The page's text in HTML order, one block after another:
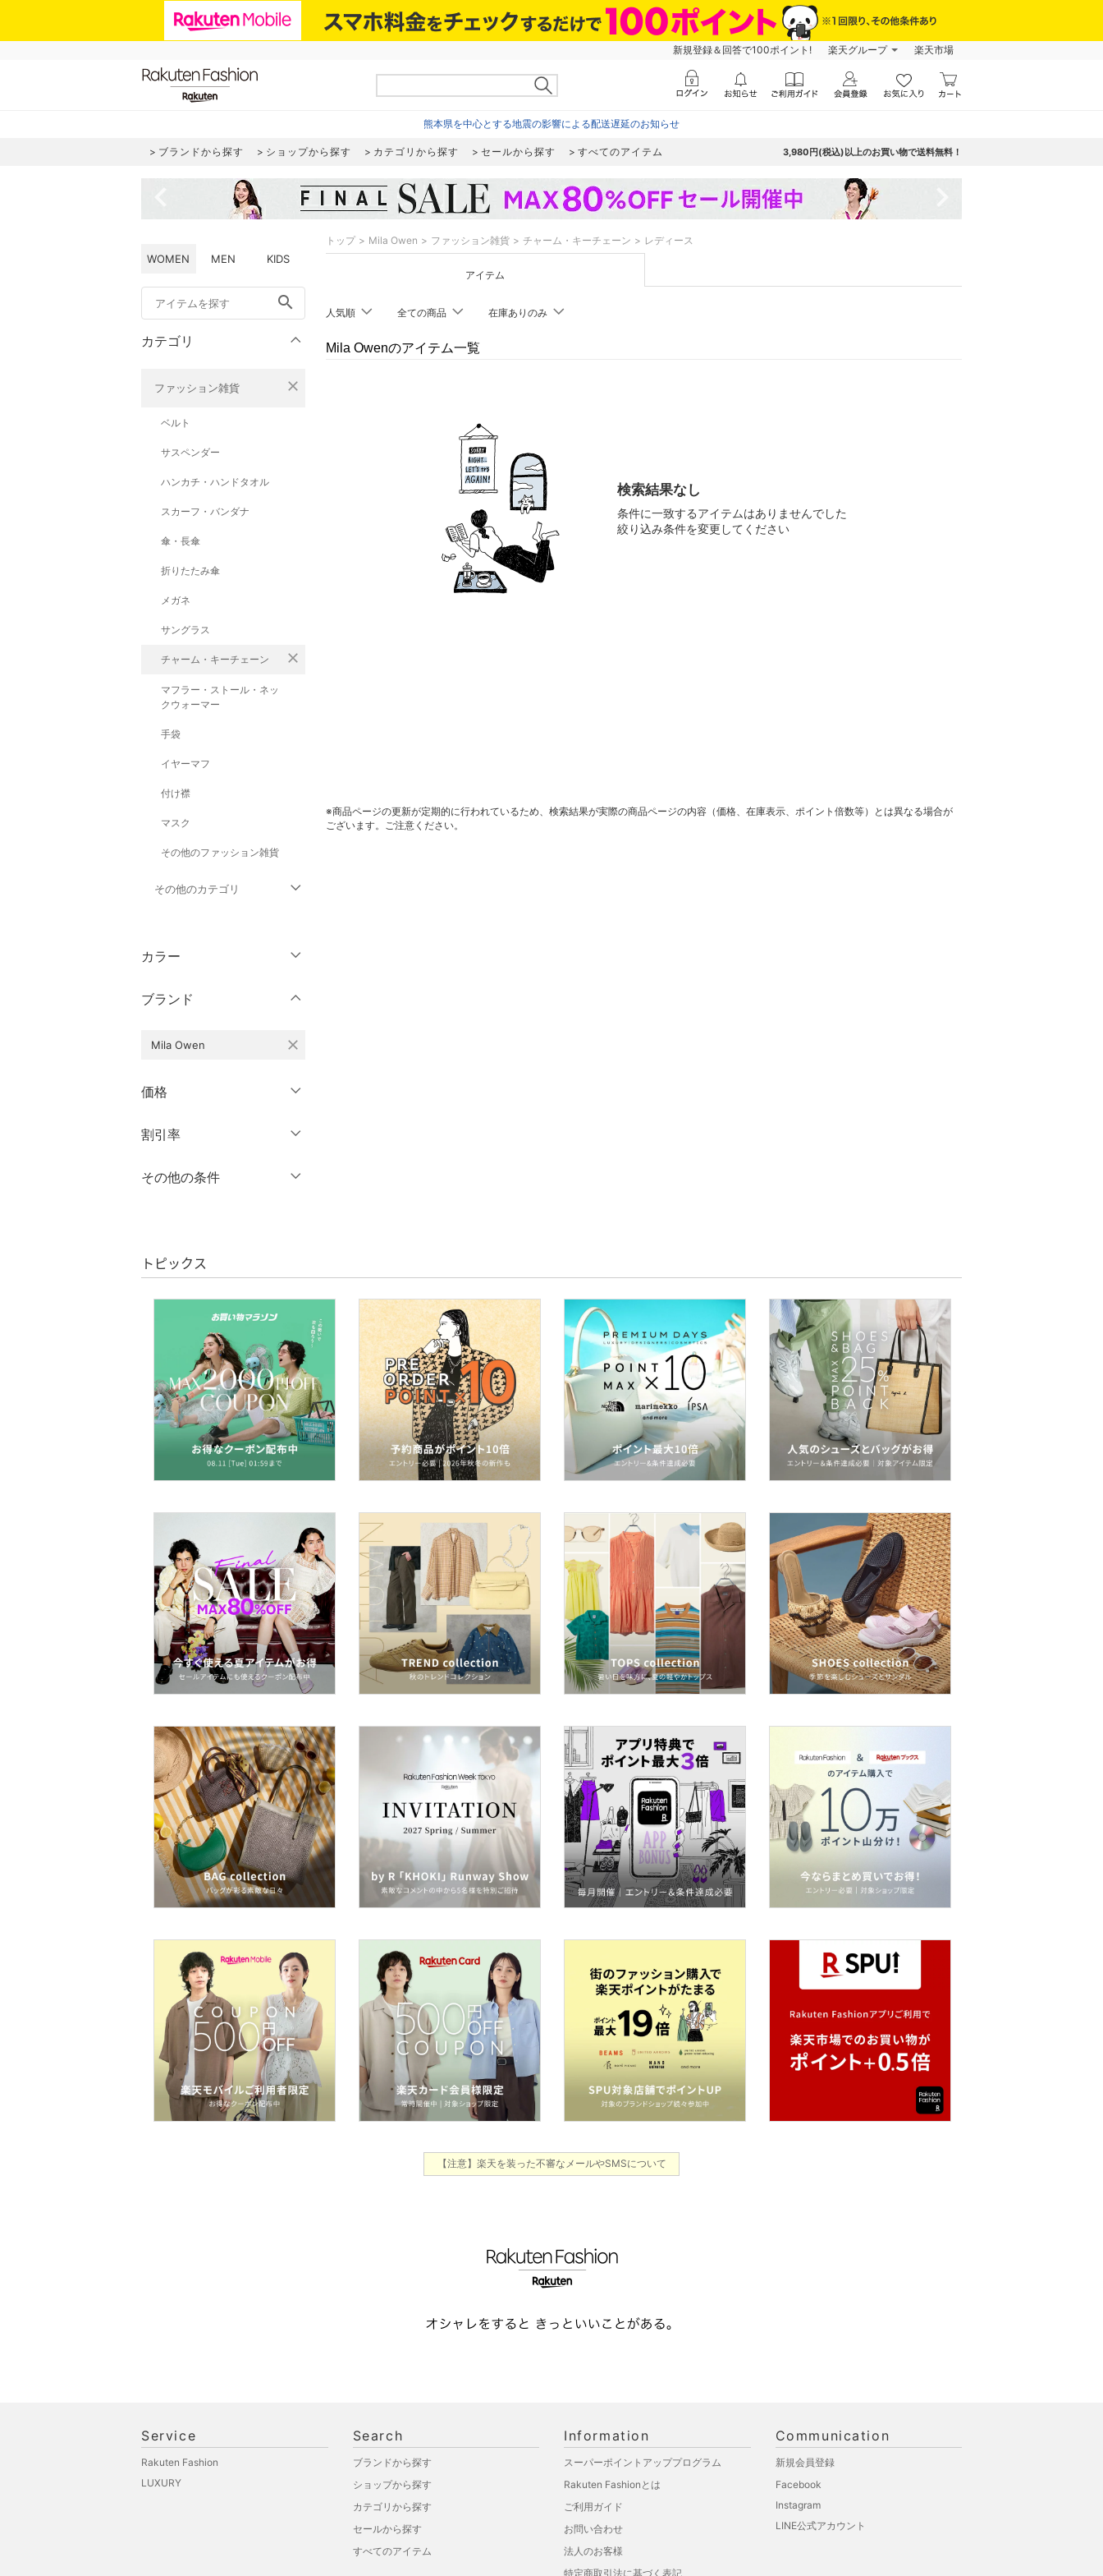
新規登録＆回答で100ポイント! 楽天グループ 楽天市場
熊本県を中心とする地震の影響による配送遅延のお知らせ
ブランドから探す ショップから探す カテゴリから探す セールから探す すべてのアイテム 3,980円(税込)以上のお買い物で送料無料！
WOMEN MEN KIDS
search
カテゴリ
ファッション雑貨 close
ベルト
サスペンダー
ハンカチ・ハンドタオル
スカーフ・バンダナ
傘・長傘
折りたたみ傘
メガネ
サングラス
チャーム・キーチェーン close
マフラー・ストール・ネッ
クウォーマー
手袋
イヤーマフ
付け襟
マスク
その他のファッション雑貨
その他のカテゴリ
パンツ
ワンピース・ドレス
スカート
ーオール
バッグ
アクセサリー・腕時計
財布・ポーチ・ケース
帽子
ヘアアクセサリー
マタニティウェア・ベビ
スーツ・フォーマル
水着・スイムグッズ
着物・浴衣・和装小物
スキンケア
ベースメイク
メイクアップ
ネイル
ボディケア・オーラルケ
ア
ヘアケア
フレグランス
メイク道具・美容器具
コフレ・キット・セット
食器・調理器具・キッチ
ン用品
インテリア・生活雑貨
スマホグッズ・オーディ
カラー
クリア
ブランド
Mila Owen close
価格
絞り込み
割引率
％OFF～ ％OFF
その他の条件
クリア 絞り込み
トップ Mila Owen ファッション雑貨 チャーム・キーチェーン レディース
アイテム
人気順 全ての商品 在庫ありのみ
Mila Owenのアイテム一覧
検索結果なし
条件に一致するアイテムはありませんでした
絞り込み条件を変更してください
※商品ページの更新が定期的に行われているため、検索結果が実際の商品ページの内容（価格、在庫表示、ポイント倍数等）とは異なる場合が
ございます。ご注意ください。
トピックス
【注意】楽天を装った不審なメールやSMSについて
Service
Rakuten Fashion
LUXURY
Search
ブランドから探す
ショップから探す
カテゴリから探す
セールから探す
すべてのアイテム
Information
スーパーポイントアッププログラム
Rakuten Fashionとは
ご利用ガイド
お問い合わせ
法人のお客様
特定商取引法に基づく表記
Communication
新規会員登録
Facebook
Instagram
LINE公式アカウント